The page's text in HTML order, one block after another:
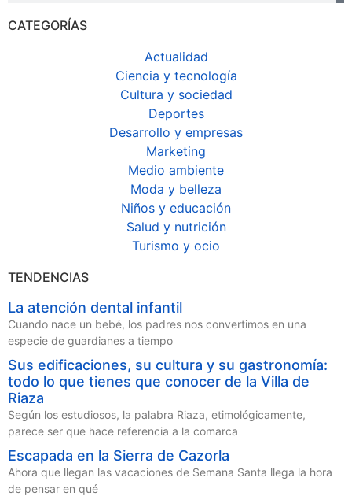
CATEGORÍAS
Actualidad
Ciencia y tecnología
Cultura y sociedad
Deportes
Desarrollo y empresas
Marketing
Medio ambiente
Moda y belleza
Niños y educación
Salud y nutrición
Turismo y ocio
TENDENCIAS
La atención dental infantil
Cuando nace un bebé, los padres nos convertimos en una
especie de guardianes a tiempo
Sus edificaciones, su cultura y su gastronomía:
todo lo que tienes que conocer de la Villa de
Riaza
Según los estudiosos, la palabra Riaza, etimológicamente,
parece ser que hace referencia a la comarca
Escapada en la Sierra de Cazorla
Ahora que llegan las vacaciones de Semana Santa llega la hora
de pensar en qué